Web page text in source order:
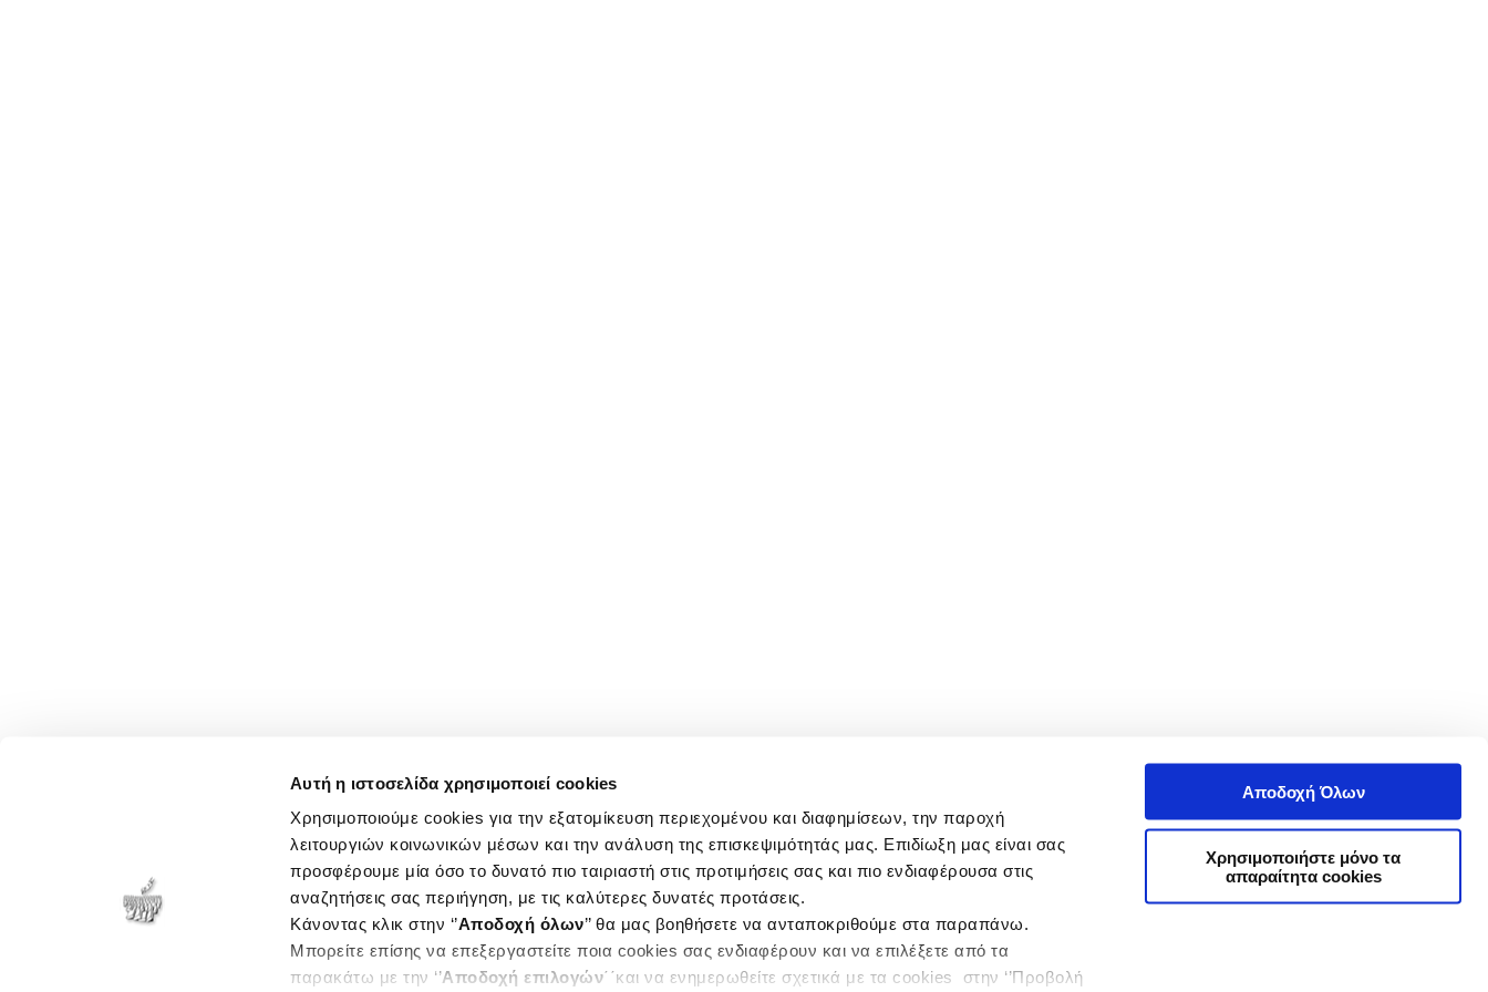
Αυτή η ιστοσελίδα χρησιμοποιεί cookies
Χρησιμοποιούμε cookies για την εξατομίκευση περιεχομένου και διαφημίσεων, την παροχή
λειτουργιών κοινωνικών μέσων και την ανάλυση της επισκεψιμότητάς μας. Επιδίωξη μας είναι σας
προσφέρουμε μία όσο το δυνατό πιο ταιριαστή στις προτιμήσεις σας και πιο ενδιαφέρουσα στις
αναζητήσεις σας περιήγηση, με τις καλύτερες δυνατές προτάσεις.
Κάνοντας κλικ στην ‘’Αποδοχή όλων’’ θα μας βοηθήσετε να ανταποκριθούμε στα παραπάνω.
Μπορείτε επίσης να επεξεργαστείτε ποια cookies σας ενδιαφέρουν και να επιλέξετε από τα
παρακάτω με την ‘’Αποδοχή επιλογών΄΄και να ενημερωθείτε σχετικά με τα cookies στην ‘’Προβολή
Αποδοχή Όλων
Χρησιμοποιήστε μόνο τα
απαραίτητα cookies